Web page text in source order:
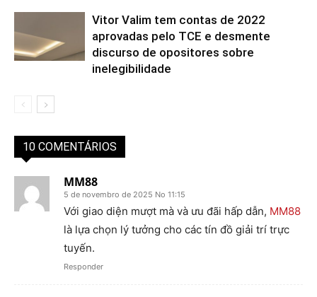
Vitor Valim tem contas de 2022
aprovadas pelo TCE e desmente
discurso de opositores sobre
inelegibilidade
10 COMENTÁRIOS
MM88
5 de novembro de 2025 No 11:15
Với giao diện mượt mà và ưu đãi hấp dẫn, MM88
là lựa chọn lý tưởng cho các tín đồ giải trí trực
tuyến.
Responder